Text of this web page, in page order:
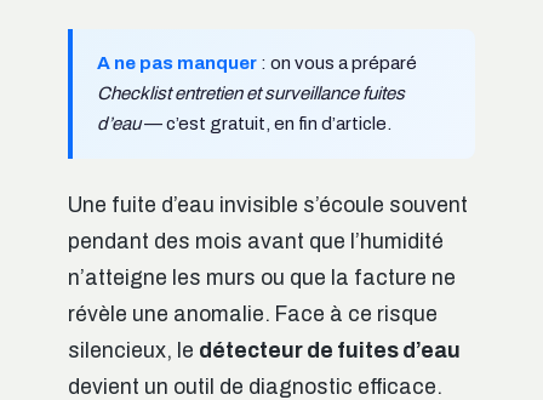
A ne pas manquer : on vous a préparé
Checklist entretien et surveillance fuites
d’eau— c’est gratuit, en fin d’article.
Une fuite d’eau invisible s’écoule souvent
pendant des mois avant que l’humidité
n’atteigne les murs ou que la facture ne
révèle une anomalie. Face à ce risque
silencieux, le détecteur de fuites d’eau
devient un outil de diagnostic efficace.